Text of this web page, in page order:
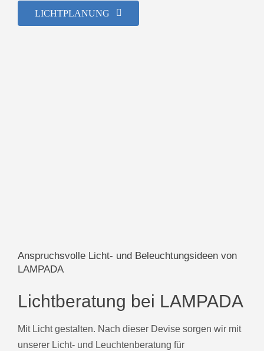
LICHTPLANUNG
Anspruchsvolle Licht- und Beleuchtungsideen von
LAMPADA
Lichtberatung bei LAMPADA
Mit Licht gestalten. Nach dieser Devise sorgen wir mit
unserer Licht- und Leuchtenberatung für